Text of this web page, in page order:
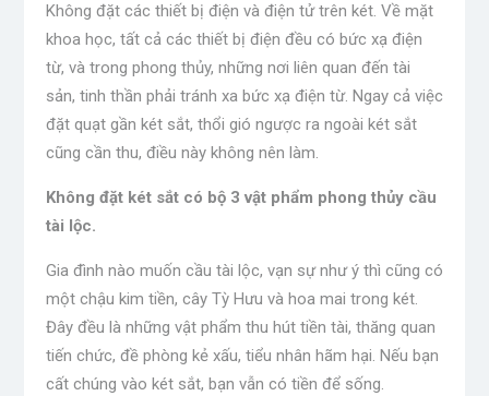
Không đặt các thiết bị điện và điện tử trên két. Về mặt
khoa học, tất cả các thiết bị điện đều có bức xạ điện
từ, và trong phong thủy, những nơi liên quan đến tài
sản, tinh thần phải tránh xa bức xạ điện từ. Ngay cả việc
đặt quạt gần két sắt, thổi gió ngược ra ngoài két sắt
cũng cần thu, điều này không nên làm.
Không đặt két sắt có bộ 3 vật phẩm phong thủy cầu
tài lộc.
Gia đình nào muốn cầu tài lộc, vạn sự như ý thì cũng có
một chậu kim tiền, cây Tỳ Hưu và hoa mai trong két.
Đây đều là những vật phẩm thu hút tiền tài, thăng quan
tiến chức, đề phòng kẻ xấu, tiểu nhân hãm hại. Nếu bạn
cất chúng vào két sắt, bạn vẫn có tiền để sống.